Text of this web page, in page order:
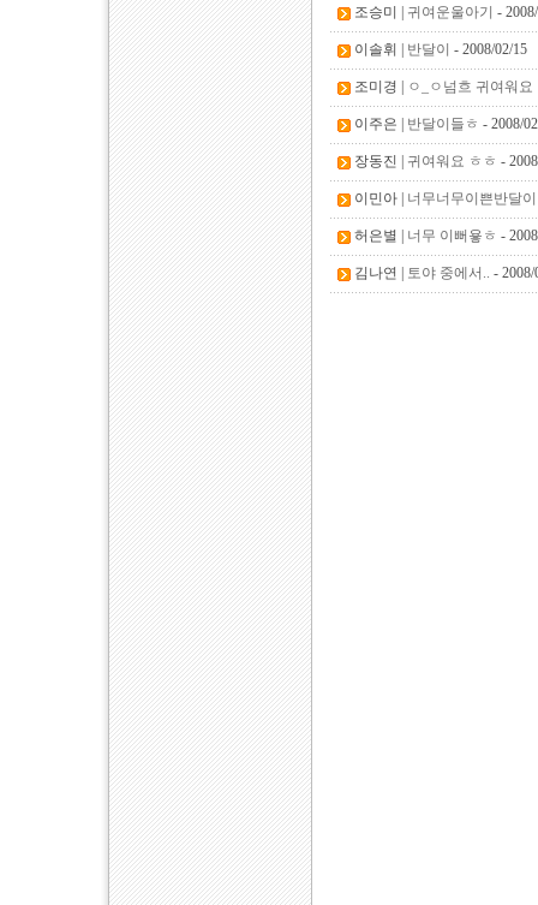
조승미 | 귀여운울아기 -
이솔휘 | 반달이 - 2008/02/15
조미경 | ㅇ_ㅇ넘흐 귀여워요
이주은 | 반달이들ㅎ - 2008/
장동진 | 귀여워요 ㅎㅎ -
이민아 | 너무너무이쁜반달
허은별 | 너무 이뻐욯ㅎ -
김나연 | 토야 중에서.. - 2008/